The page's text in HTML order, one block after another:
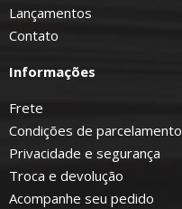
Lançamentos
Contato
Informações
Frete
Condições de parcelamento
Privacidade e segurança
Troca e devolução
Acompanhe seu pedido